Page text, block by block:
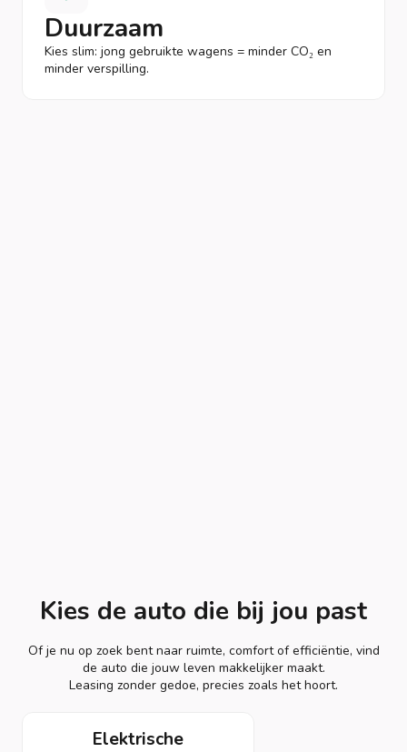
Duurzaam
Kies slim: jong gebruikte wagens = minder CO₂ en
minder verspilling.
Kies de auto die bij jou past
Of je nu op zoek bent naar ruimte, comfort of efficiëntie, vind
de auto die jouw leven makkelijker maakt.
Leasing zonder gedoe, precies zoals het hoort.
Elektrische